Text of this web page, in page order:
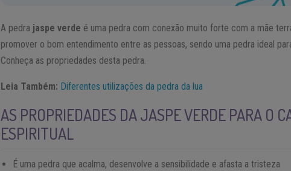
A pedra jaspe verde é uma pedra com conexão muito forte com a mãe
promover o bom entendimento entre as pessoas, sendo uma pedra ideal
Conheça as propriedades desta pedra.
Leia Também: Diferentes utilizações da pedra da lua
AS PROPRIEDADES DA JASPE VERDE PARA O
ESPIRITUAL
É uma pedra que acalma, desenvolve a sensibilidade e afasta a tristeza